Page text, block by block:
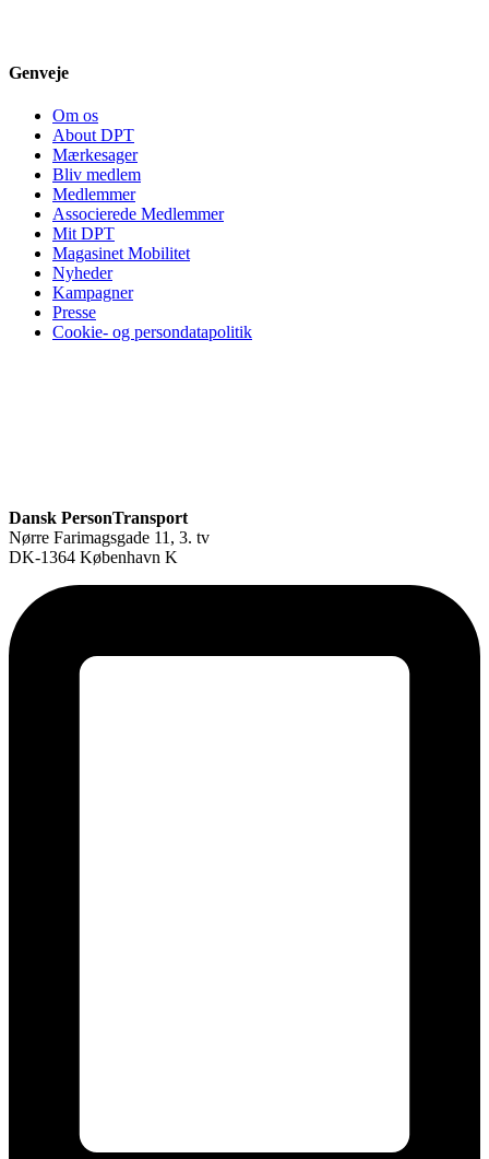
Genveje
Om os
About DPT
Mærkesager
Bliv medlem
Medlemmer
Associerede Medlemmer
Mit DPT
Magasinet Mobilitet
Nyheder
Kampagner
Presse
Cookie- og persondatapolitik
Dansk PersonTransport
Nørre Farimagsgade 11, 3. tv
DK-1364 København K